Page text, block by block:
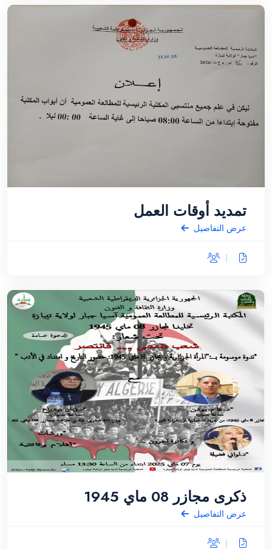
تمديد أوقات العمل
عرض التفاصيل
ذكرى مجازر 08 ماي 1945
عرض التفاصيل